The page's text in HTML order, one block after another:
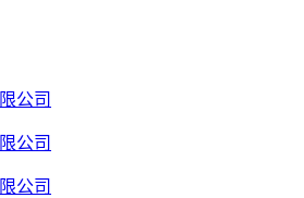
公司
公司
公司